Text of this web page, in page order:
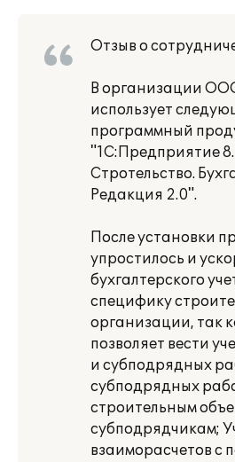
Отзыв о
В организации
использует
программный
"1С:Предприятие
Стротельство.
Редакция 2.0".
После установки
упростилось и
бухгалтерского
специфику
организации, так
позволяет вести
и субподрядных
субподрядных
строительным
субподрядчикам;
взаиморасчетов с